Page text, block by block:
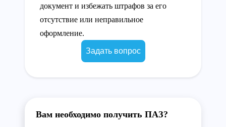
документ и избежать штрафов за его
отсутствие или неправильное
оформление.
Задать вопрос
Вам необходимо получить ПАЗ?